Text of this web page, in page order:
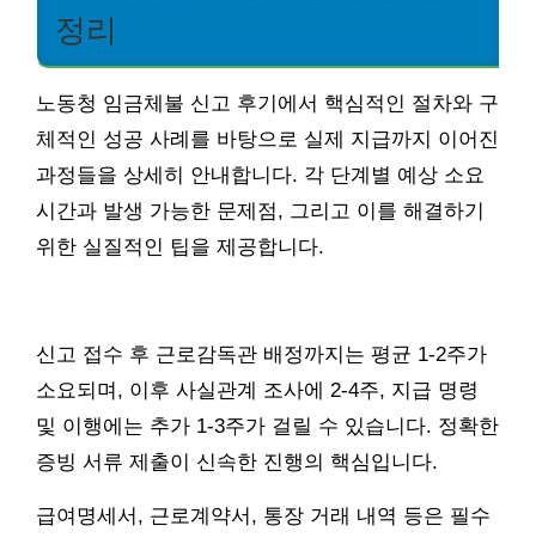
정리
노동청 임금체불 신고 후기에서 핵심적인 절차와 구
체적인 성공 사례를 바탕으로 실제 지급까지 이어진
과정들을 상세히 안내합니다. 각 단계별 예상 소요
시간과 발생 가능한 문제점, 그리고 이를 해결하기
위한 실질적인 팁을 제공합니다.
신고 접수 후 근로감독관 배정까지는 평균 1-2주가
소요되며, 이후 사실관계 조사에 2-4주, 지급 명령
및 이행에는 추가 1-3주가 걸릴 수 있습니다. 정확한
증빙 서류 제출이 신속한 진행의 핵심입니다.
급여명세서, 근로계약서, 통장 거래 내역 등은 필수